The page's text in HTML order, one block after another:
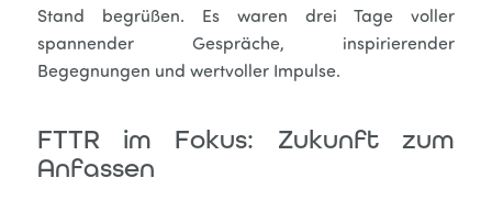
Stand begrüßen. Es waren drei Tage voller
spannender Gespräche, inspirierender
Begegnungen und wertvoller Impulse.
FTTR im Fokus: Zukunft zum
Anfassen